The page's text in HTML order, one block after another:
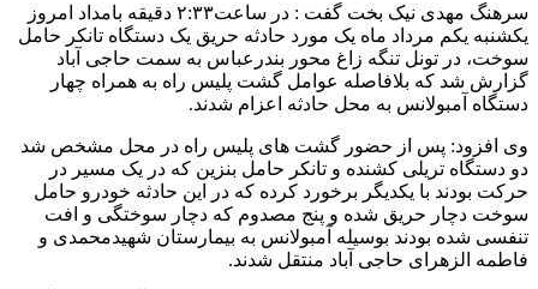
سرهنگ مهدی نیک بخت گفت : در ساعت۲:۳۳ دقیقه بامداد امروز
یکشنبه یکم مرداد ماه یک مورد حادثه حریق یک دستگاه تانکر حامل
سوخت، در تونل تنگه زاغ محور بندرعباس به سمت حاجی آباد
گزارش شد که بلافاصله عوامل گشت پلیس راه به همراه چهار
دستگاه آمبولانس به محل حادثه اعزام شدند.
وی افزود: پس از حضور گشت های پلیس راه در محل مشخص شد
دو دستگاه تریلی کشنده و تانکر حامل بنزین که در یک مسیر در
حرکت بودند با یکدیگر برخورد کرده که در این حادثه خودرو حامل
سوخت دچار حریق شده و پنج مصدوم که دچار سوختگی و افت
تنفسی شده بودند بوسیله آمبولانس به بیمارستان شهیدمحمدی و
فاطمه الزهرای حاجی آباد منتقل شدند.